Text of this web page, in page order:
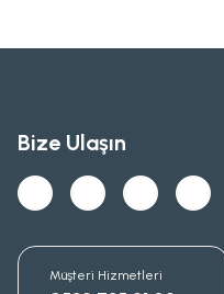
Bize Ulaşın
Müşteri Hizmetleri